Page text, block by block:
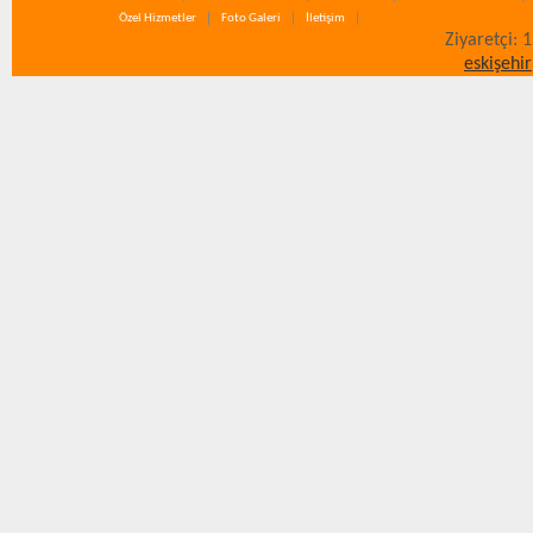
Özel Hizmetler
Foto Galeri İletişim
Ziyaretçi:
eskişehir